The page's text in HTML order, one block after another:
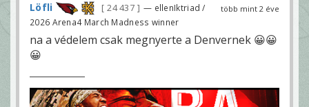
több mint 2 éve
Löfli 24 437
— ellenIktriad /
2026 Arena4 March Madness winner
na a védelem csak megnyerte a Denvernek 😀😀
😀